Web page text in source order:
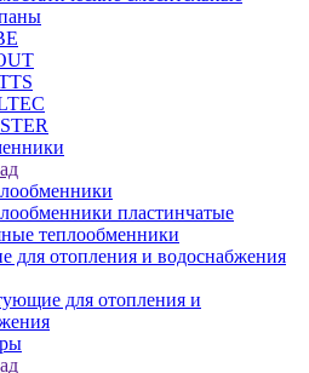
пластинчатые
теплообменники
для отопления и водоснабжения
для отопления и